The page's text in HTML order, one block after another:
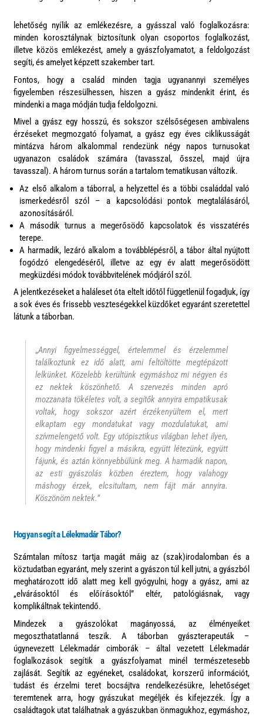
lehetőség nyílik az emlékezésre, a gyásszal való foglalkozásra:
minden korosztálynak biztosítunk olyan csoportos foglalkozást,
illetve közös emlékezést, amely a gyászfolyamatot, a feldolgozást
segíti, és amelyet képzett szakember tart.
Fontos, hogy a család minden tagja ugyanannyi személyes
figyelemben részesülhessen, hiszen a gyász mindenkit érint, és
mindenki a maga módján tudja feldolgozni.
Mivel a gyász egy hosszú, és sokszor szélsőségesen ambivalens
érzéseket megmozgató folyamat, a gyász egy éves ciklikusságát
mintázva három alkalommal rendezünk négy napos turnusokat
ugyanazon családok számára (tavasszal, ősszel, majd újra
tavasszal). A három turnus során a tartalom tematikusan változik.
Az első alkalom a táborral, a helyzettel és a többi családdal való
ismerkedésről szól – a kapcsolódási pontok megtalálásáról,
azonosításáról.
A második turnus a megerősödő kapcsolatok és visszatérés
terepe.
A harmadik, lezáró alkalom a továbblépésről, a tábor által nyújtott
fogódzó elengedéséről, illetve az egy év alatt megerősödött
megküzdési módok továbbvitelének módjáról szól.
A jelentkezéseket a haláleset óta eltelt időtől függetlenül fogadjuk, így
a sok éves és frissebb veszteségekkel küzdőket egyaránt szeretettel
látunk a táborban.
„Annyi figyelmességgel, értelemmel és érzelemmel
találkoztunk ez idő alatt, ami feltöltötte megtépázott
lelkünket. Közelebb kerültünk egymáshoz mi négyen és
ez nektek köszönhető. A szervezés minden apró
mozzanata tökéletes volt, a segítők annyira empatikusak
voltak, hogy sokszor azért érzékenyültem el, mert
elkaptam egy mondatukat vagy mozdulatukat, ami
szívmelengető volt. Egy utópisztikus világban lehet ilyen,
hogy mindenki figyel a másikra, együtt létezünk, együtt
fájunk, és aztán könnyebbülünk meg. A harmadik napon,
az esti gyászolás közben éreztem, hogy valahogy
máshogy érzek, elcsitultam, nem fájt már annyira.
Köszönöm nektek.”
Hogyan segít a Lélekmadár Tábor?
Számtalan mítosz tartja magát máig az (szak)irodalomban és a
köztudatban egyaránt, mely szerint a gyászon túl kell jutni, a gyászból
meghatározott idő alatt meg kell gyógyulni, hogy a gyász, ami az
„elvárásoktól és előírásoktól” eltér, patológiásnak, vagy
komplikáltnak tekintendő.
Mindezek a gyászolókat magányossá, az élményeiket
megoszthatatlanná teszik. A táborban gyászterapeuták –
úgynevezett Lélekmadár cimborák – által vezetett Lélekmadár
foglalkozások segítik a gyászfolyamat minél természetesebb
zajlását. Segítik az egyéneket, családokat, korszerű információt,
tudást és érzelmi teret bocsájtva rendelkezésükre, lehetőséget
teremtenek arra, hogy gyászukat megéljék és kifejezzék. Így a
családtagok utat találhatnak a gyászukban önmagukhoz, egymáshoz,